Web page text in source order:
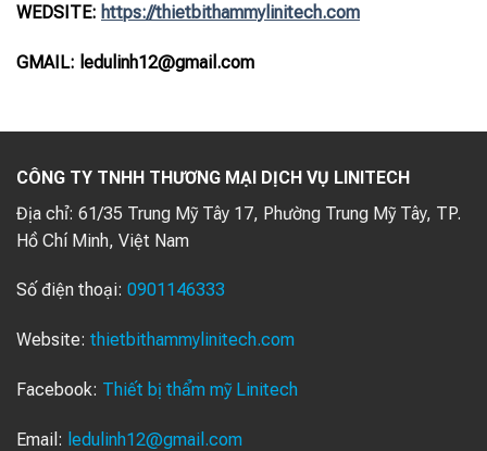
WEDSITE: https://thietbithammylinitech.com
GMAIL: ledulinh12@gmail.com
CÔNG TY TNHH THƯƠNG MẠI DỊCH VỤ LINITECH
Địa chỉ: 61/35 Trung Mỹ Tây 17, Phường Trung Mỹ Tây, TP.
Hồ Chí Minh, Việt Nam
Số điện thoại: 0901146333
Website: thietbithammylinitech.com
Facebook: Thiết bị thẩm mỹ Linitech
Email: ledulinh12@gmail.com